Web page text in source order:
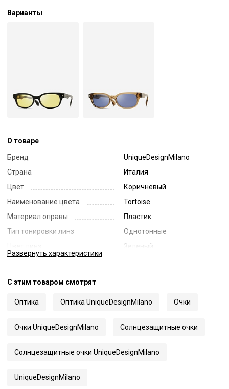
Варианты
О товаре
Бренд
UniqueDesignMilano
Страна
Италия
Цвет
Коричневый
Наименование цвета
Tortoise
Материал оправы
Пластик
Тип тонировки линз
Однотонные
Зеленый
Длина заушника
145
Развернуть характеристики
С этим товаром смотрят
Оптика Оптика UniqueDesignMilano Очки
Очки UniqueDesignMilano Солнцезащитные очки
Солнцезащитные очки UniqueDesignMilano
UniqueDesignMilano